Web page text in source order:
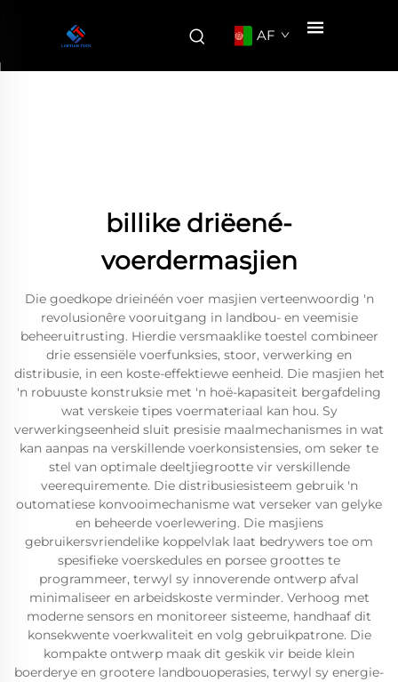
AF
billike driëené-
voerdermasjien
Die goedkope drieinéén voer masjien verteenwoordig 'n
revolusionêre vooruitgang in landbou- en veemisie
beheeruitrusting. Hierdie versmaaklike toestel combineer
drie essensiële voerfunksies, stoor, verwerking en
distribusie, in een koste-effektiewe eenheid. Die masjien het
'n robuuste konstruksie met 'n hoë-kapasiteit bergafdeling
wat verskeie tipes voermateriaal kan hou. Sy
verwerkingseenheid sluit presisie maalmechanismes in wat
kan aanpas na verskillende voerkonsistensies, om seker te
stel van optimale deeltjiegrootte vir verskillende
veerequiremente. Die distribusiesisteem gebruik 'n
outomatiese konvooimechanisme wat verseker van gelyke
en beheerde voerlewering. Die masjiens
gebruikersvriendelike koppelvlak laat bedrywers toe om
spesifieke voerskedules en porsee groottes te
programmeer, terwyl sy innoverende ontwerp afval
minimaliseer en arbeidskoste verminder. Verhoog met
moderne sensors en monitoreer sisteeme, handhaaf dit
konsekwente voerkwaliteit en volg gebruikpatrone. Die
kompakte ontwerp maak dit geskik vir beide klein
boerderye en grootere landbouoperasies, terwyl sy energie-